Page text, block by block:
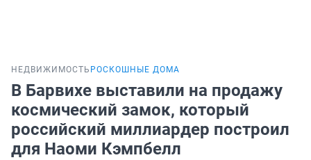
НЕДВИЖИМОСТЬ РОСКОШНЫЕ ДОМА
В Барвихе выставили на продажу
космический замок, который
российский миллиардер построил
для Наоми Кэмпбелл